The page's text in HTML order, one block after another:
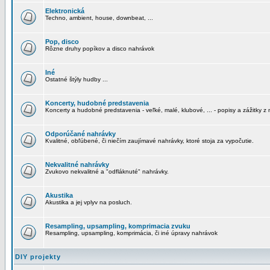
Elektronická
Techno, ambient, house, downbeat, ...
Pop, disco
Rôzne druhy popíkov a disco nahrávok
Iné
Ostatné štýly hudby ...
Koncerty, hudobné predstavenia
Koncerty a hudobné predstavenia - veľké, malé, klubové, ... - popisy a zážitky z
Odporúčané nahrávky
Kvalitné, obľúbené, či niečím zaujímavé nahrávky, ktoré stoja za vypočutie.
Nekvalitné nahrávky
Zvukovo nekvalitné a "odfláknuté" nahrávky.
Akustika
Akustika a jej vplyv na posluch.
Resampling, upsampling, komprimacia zvuku
Resampling, upsampling, komprimácia, či iné úpravy nahrávok
DIY projekty